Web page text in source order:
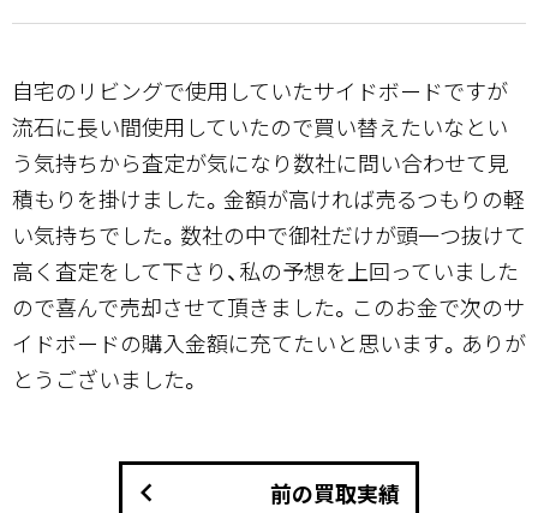
自宅のリビングで使用していたサイドボードですが
流石に長い間使用していたので買い替えたいなとい
う気持ちから査定が気になり数社に問い合わせて見
積もりを掛けました。金額が高ければ売るつもりの軽
い気持ちでした。数社の中で御社だけが頭一つ抜けて
高く査定をして下さり、私の予想を上回っていました
ので喜んで売却させて頂きました。このお金で次のサ
イドボードの購入金額に充てたいと思います。ありが
とうございました。
前の買取実績
keyboard_arrow_left